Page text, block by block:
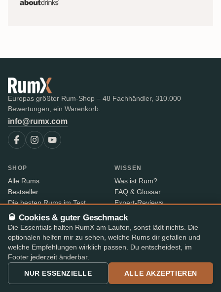
Europas größter Rum-Shop – 48 Fachhändler, 310.000
Bewertungen, ein Warenkorb.
info@rumx.com
SHOP
Alle Rums
Bestseller
Die besten Rums im Test
Auktionen
RumX Awards
Merch
WISSEN
Was ist Rum?
FAQ & Glossar
Expert-Reviews
Alle Blogbeiträge
Rum-Länder
Destillerien
Abfüller
🥃 Cookies & guter Geschmack
Die Essentials halten RumX am Laufen, sonst lädt nichts. Die
optionalen helfen mir zu sehen, welche Rums dir gefallen und
welche Empfehlungen wirklich passen. Du entscheidest, im
Footer jederzeit änderbar.
NUR ESSENZIELLE ALLE AKZEPTIEREN